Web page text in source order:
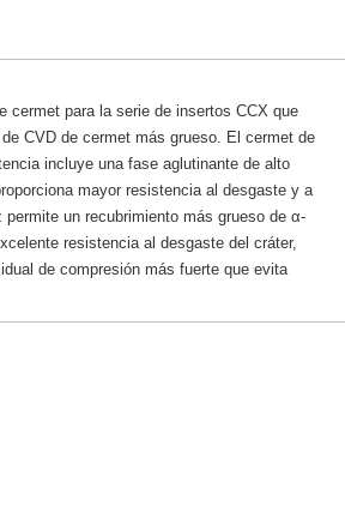
cermet para la serie de insertos CCX que
CVD de cermet más grueso. El cermet de
incluye una fase aglutinante de alto
mayor resistencia al desgaste y a
un recubrimiento más grueso de α-
resistencia al desgaste del cráter,
de compresión más fuerte que evita